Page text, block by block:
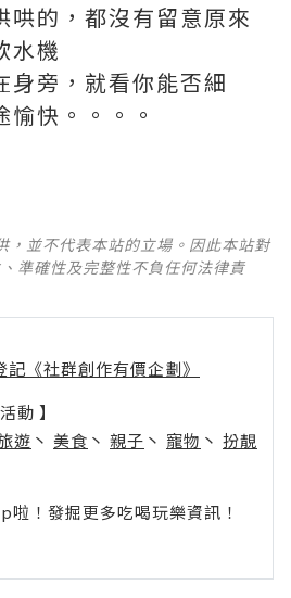
哄的，都沒有留意原來
水機
身旁，就看你能否細
快。。。。
，並不代表本站的立場。因此本站對
準確性及完整性不負任何法律責
記《社群創作有價企劃》
動 】
遊 丶 美食 丶 親子 丶 寵物 丶 扮靚
！發掘更多吃喝玩樂資訊！